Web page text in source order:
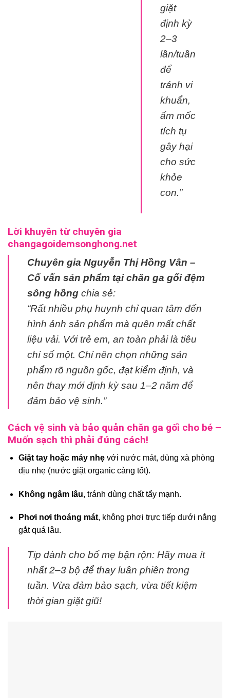
giặt
định kỳ
2–3
lần/tuần
để
tránh vi
khuẩn,
ẩm mốc
tích tụ
gây hại
cho sức
khỏe
con.”
Lời khuyên từ chuyên gia
changagoidemsonghong.net
Chuyên gia Nguyễn Thị Hồng Vân –
Cố vấn sản phẩm tại chăn ga gối đệm
sông hồng chia sẻ:
“Rất nhiều phụ huynh chỉ quan tâm đến
hình ảnh sản phẩm mà quên mất chất
liệu vải. Với trẻ em, an toàn phải là tiêu
chí số một. Chỉ nên chọn những sản
phẩm rõ nguồn gốc, đạt kiểm định, và
nên thay mới định kỳ sau 1–2 năm để
đảm bảo vệ sinh.”
Cách vệ sinh và bảo quản chăn ga gối cho bé –
Muốn sạch thì phải đúng cách!
Giặt tay hoặc máy nhẹvới nước mát, dùng xà phòng
dịu nhẹ (nước giặt organic càng tốt).
Không ngâm lâu, tránh dùng chất tẩy mạnh.
Phơi nơi thoáng mát, không phơi trực tiếp dưới nắng
gắt quá lâu.
Tip dành cho bố mẹ bận rộn: Hãy mua ít
nhất 2–3 bộ để thay luân phiên trong
tuần. Vừa đảm bảo sạch, vừa tiết kiệm
thời gian giặt giũ!